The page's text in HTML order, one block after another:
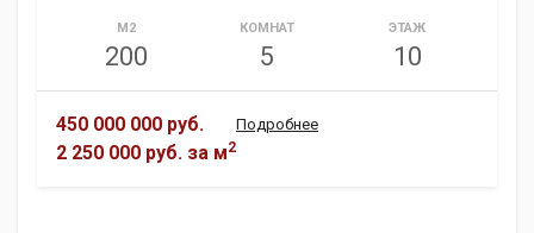
М2
200
КОМНАТ
5
ЭТАЖ
10
450 000 000 руб.
2 250 000 руб. за м2
Подробнее